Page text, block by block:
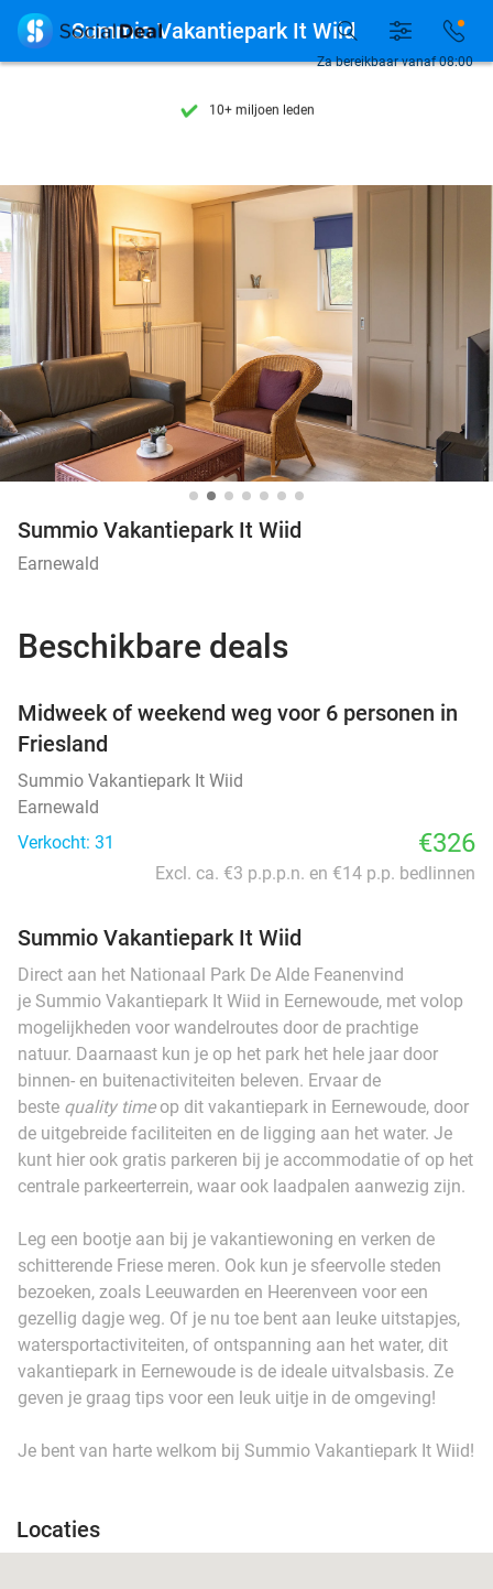
7 dagen per week beschikbaar
10+ miljoen leden
7 dagen per week beschikbaar
Za bereikbaar vanaf 08:00
 Summio Vakantiepark It Wiid
Summio Vakantiepark It Wiid
Earnewald
Beschikbare deals
Midweek of weekend weg voor 6 personen in
Friesland
Summio Vakantiepark It Wiid
Earnewald
Verkocht: 31
€326
Excl. ca. €3 p.p.p.n. en €14 p.p. bedlinnen
Summio Vakantiepark It Wiid
Direct aan het Nationaal Park De Alde Feanenvind
je Summio Vakantiepark It Wiid in Eernewoude, met volop
mogelijkheden voor wandelroutes door de prachtige
natuur. Daarnaast kun je op het park het hele jaar door
binnen- en buitenactiviteiten beleven. Ervaar de
beste quality timeop dit vakantiepark in Eernewoude, door
de uitgebreide faciliteiten en de ligging aan het water. Je
kunt hier ook gratis parkeren bij je accommodatie of op het
centrale parkeerterrein, waar ook laadpalen aanwezig zijn.
Leg een bootje aan bij je vakantiewoning en verken de
schitterende Friese meren. Ook kun je sfeervolle steden
bezoeken, zoals Leeuwarden en Heerenveen voor een
gezellig dagje weg. Of je nu toe bent aan leuke uitstapjes,
watersportactiviteiten, of ontspanning aan het water, dit
vakantiepark in Eernewoude is de ideale uitvalsbasis. Ze
geven je graag tips voor een leuk uitje in de omgeving!
Je bent van harte welkom bij Summio Vakantiepark It Wiid!
Locaties